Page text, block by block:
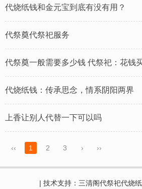
代烧纸钱和金元宝到底有没有用？
代祭奠代祭祀服务
代祭奠一般需要多少钱​ 代祭祀：花钱
​代烧纸钱：传承思念，情系阴阳两界
上香让别人代替一下可以吗
‹‹ 1 2 3 › ››
| 技术支持：三清阁代祭祀代烧